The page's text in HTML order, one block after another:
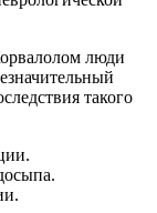
люди
такого